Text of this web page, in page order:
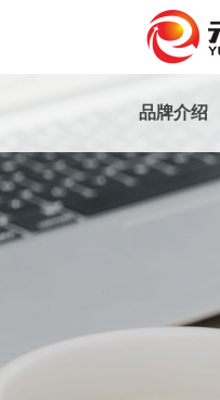
品牌介绍